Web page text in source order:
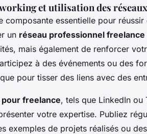
et utilisation des
composante essentielle pour réussir
un réseau professionnel freelance
mais également de renforcer
à des événements ou des
pour tisser des liens avec des
freelance, tels que LinkedIn ou
votre expertise. Publiez
exemples de projets réalisés ou